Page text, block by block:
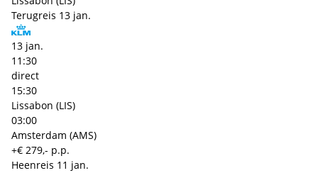
Terugreis 13 jan.
13 jan.
11:30
direct
15:30
Lissabon (LIS)
03:00
Amsterdam (AMS)
+€ 279,- p.p.
Heenreis 11 jan.